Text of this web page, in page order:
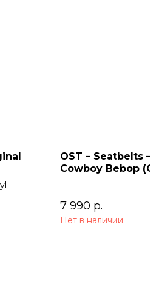
OST – Seatbelts –
Cowboy Bebop
7 990 р.
Нет в наличии